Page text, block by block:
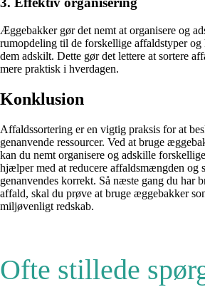
Æggebakker gør det nemt at organisere og
rumopdeling til de forskellige affaldstyper
dem adskilt. Dette gør det lettere at sortere
mere praktisk i hverdagen.
Konklusion
Affaldssortering er en vigtig praksis for at
genanvende ressourcer. Ved at bruge
kan du nemt organisere og adskille
hjælper med at reducere affaldsmængden og
genanvendes korrekt. Så næste gang du har
affald, skal du prøve at bruge æggebakker
miljøvenligt redskab.
Ofte stillede